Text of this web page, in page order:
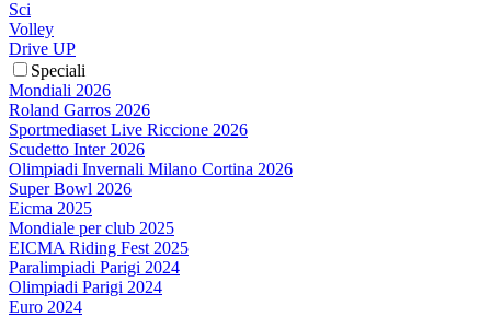
Sci
Volley
Drive UP
Speciali
Mondiali 2026
Roland Garros 2026
Sportmediaset Live Riccione 2026
Scudetto Inter 2026
Olimpiadi Invernali Milano Cortina 2026
Super Bowl 2026
Eicma 2025
Mondiale per club 2025
EICMA Riding Fest 2025
Paralimpiadi Parigi 2024
Olimpiadi Parigi 2024
Euro 2024